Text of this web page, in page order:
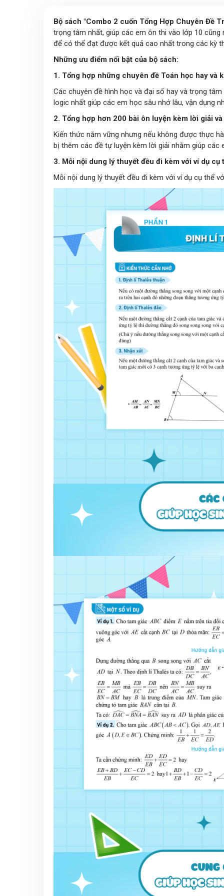
Bộ sách "Combo 2 cuốn Tổng Hợp Chuyên Đề
trọng tâm nhất, giúp các em ôn thi vào lớp 10
để có thể đạt được kết quả cao nhất trong các kỳ
Những ưu điểm nổi bật của bộ sách:
1. Tổng hợp những chuyên đề Toán học hay và
Các chuyên đề hình học và đại số hay và trọng
logic nhất giúp các em học sâu nhớ lâu, vận dụng
2. Tổng hợp hơn 200 bài ôn luyện kèm lời giải
Kiến thức nắm vững nhưng nếu không được thực
bị thêm các đề tự luyện kèm lời giải nhằm giúp
3. Mỗi nội dung lý thuyết đều đi kèm với ví dụ cụ
Mỗi nội dung lý thuyết đều đi kèm với ví dụ cụ thể